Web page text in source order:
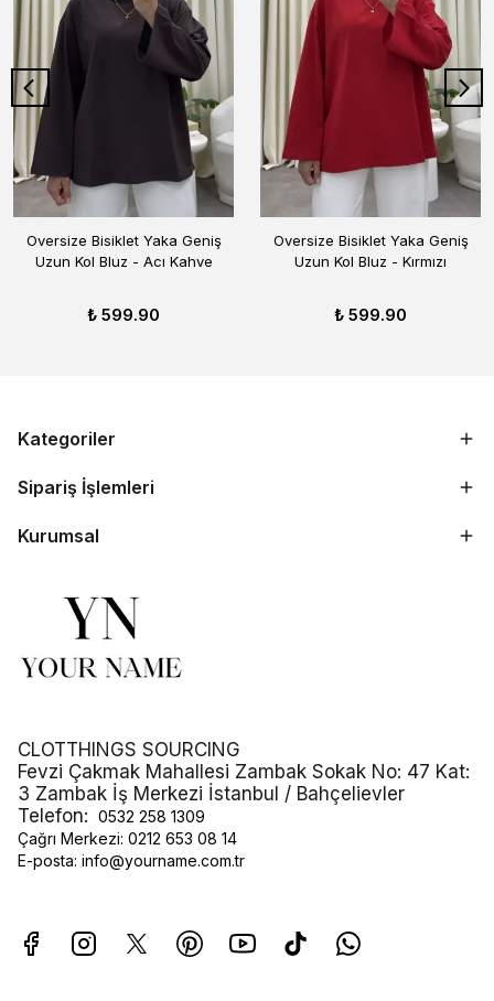
Oversize Bisiklet Yaka Geniş
Uzun Kol Bluz - Acı Kahve
₺ 599.90
Oversize Bisiklet Yaka Geniş
Uzun Kol Bluz - Kırmızı
₺ 599.90
Kategoriler
Sipariş İşlemleri
Kurumsal
CLOTTHINGS SOURCING
Fevzi Çakmak Mahallesi Zambak Sokak No: 47 Kat:
3 Zambak İş Merkezi İstanbul / Bahçelievler
Telefon: 0532 258 1309
Çağrı Merkezi: 0212 653 08 14
E-posta: info@yourname.com.tr